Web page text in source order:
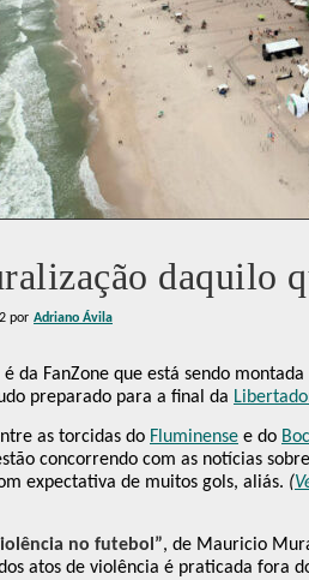
daquilo
por Adriano Ávila
da FanZone que está sendo
preparado para a final da
as torcidas do Fluminense e do
concorrendo com as notícias
expectativa de muitos gols, aliás. (
no futebol”, de Mauricio
atos de violência é praticada fora